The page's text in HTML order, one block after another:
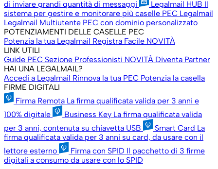
di inviare grandi quantità di messaggi
Legalmail HUB Il
sistema per gestire e monitorare più caselle PEC Legalmail
Legalmail Multiutente PEC con dominio personalizzato
POTENZIAMENTI DELLE CASELLE PEC
Potenzia la tua Legalmail Registra Facile NOVITÀ
LINK UTILI
Guide PEC Sezione Professionisti NOVITÀ Diventa Partner
HAI UNA LEGALMAIL?
Accedi a Legalmail Rinnova la tua PEC Potenzia la casella
FIRME DIGITALI
Firma Remota La firma qualificata valida per 3 anni e
100% digitale
Business Key La firma qualificata valida
per 3 anni, contenuta su chiavetta USB
Smart Card La
firma qualificata valida per 3 anni su card, da usare con il
lettore esterno
Firma con SPID Il pacchetto di 3 firme
digitali a consumo da usare con lo SPID